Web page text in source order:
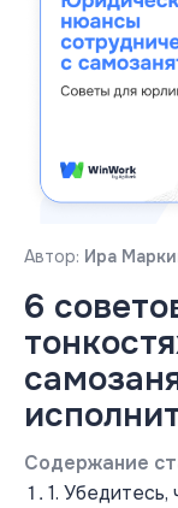
Автор: Ира
6
Содержание
1. Убедитесь,